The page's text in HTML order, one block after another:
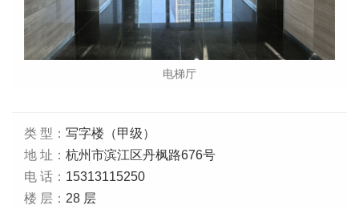
电梯厅
类 型： 写字楼（甲级）
地 址： 杭州市滨江区丹枫路676号
电 话： 15313115250
楼 层： 28 层